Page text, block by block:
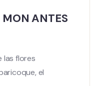
MON ANTES
las flores
el